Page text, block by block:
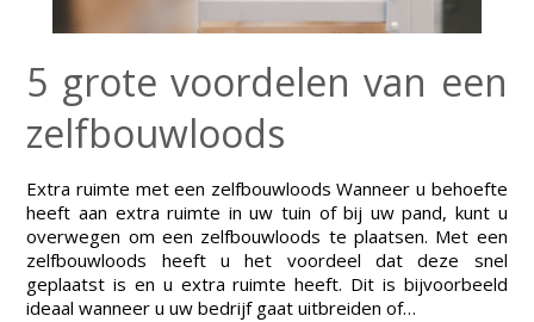
5 grote voordelen van een
zelfbouwloods
Extra ruimte met een zelfbouwloods Wanneer u behoefte
heeft aan extra ruimte in uw tuin of bij uw pand, kunt u
overwegen om een zelfbouwloods te plaatsen. Met een
zelfbouwloods heeft u het voordeel dat deze snel
geplaatst is en u extra ruimte heeft. Dit is bijvoorbeeld
ideaal wanneer u uw bedrijf gaat uitbreiden of…